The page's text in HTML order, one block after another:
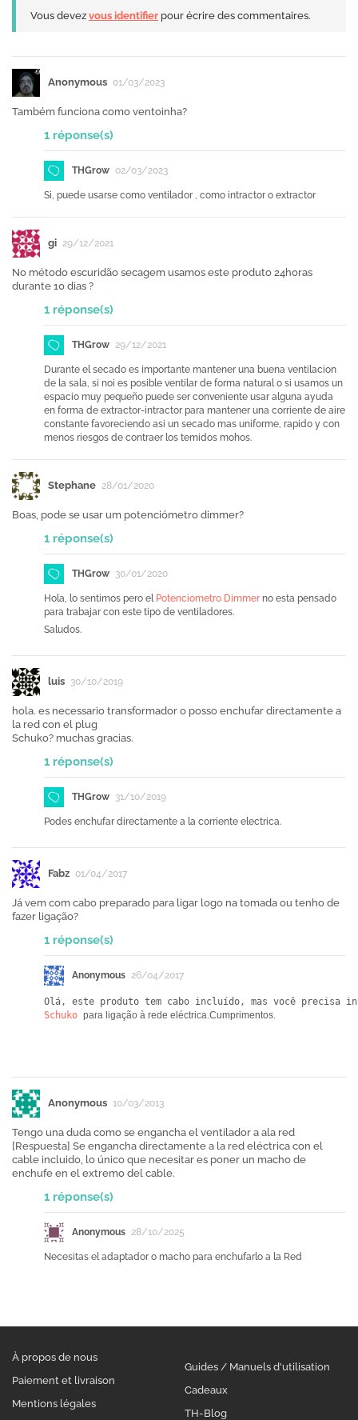
Vous devez vous identifier pour écrire des commentaires.
Anonymous 01/03/2023
Também funciona como ventoinha?
1 réponse(s)
THGrow 02/03/2023
Si, puede usarse como ventilador , como intractor o extractor
gi 29/12/2021
No método escuridão secagem usamos este produto 24horas
durante 10 dias ?
1 réponse(s)
THGrow 29/12/2021
Durante el secado es importante mantener una buena ventilacion
de la sala, si noi es posible ventilar de forma natural o si usamos un
espacio muy pequeño puede ser conveniente usar alguna ayuda
en forma de extractor-intractor para mantener una corriente de aire
constante favoreciendo asi un secado mas uniforme, rapido y con
menos riesgos de contraer los temidos mohos.
Stephane 28/01/2020
Boas, pode se usar um potenciómetro dimmer?
1 réponse(s)
THGrow 30/01/2020
Hola, lo sentimos pero el Potenciometro Dimmerno esta pensado
para trabajar con este tipo de ventiladores.
Saludos.
luis 30/10/2019
hola. es necessario transformador o posso enchufar directamente a
la red con el plug
Schuko? muchas gracias.
1 réponse(s)
THGrow 31/10/2019
Podes enchufar directamente a la corriente electrica.
Fabz 01/04/2017
Já vem com cabo preparado para ligar logo na tomada ou tenho de
fazer ligação?
1 réponse(s)
Anonymous 26/04/2017
Olá, este produto tem cabo incluído, mas você precisa
Schuko para ligação à rede eléctrica.Cumprimentos.
Anonymous 10/03/2013
Tengo una duda como se engancha el ventilador a ala red
[Respuesta] Se engancha directamente a la red eléctrica con el
cable incluido, lo único que necesitar es poner un macho de
enchufe en el extremo del cable.
1 réponse(s)
Anonymous 28/10/2025
Necesitas el adaptador o macho para enchufarlo a la Red
À propos de nous
Paiement et livraison
Mentions légales
Guides / Manuels d'utilisation
Cadeaux
TH-Blog